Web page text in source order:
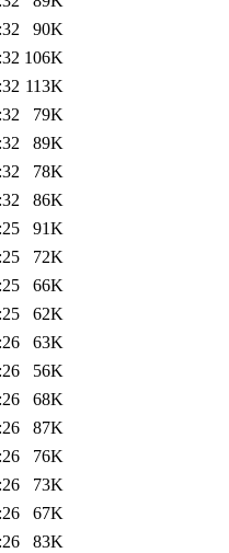
90K
106K
113K
79K
89K
78K
86K
91K
72K
66K
62K
63K
56K
68K
87K
76K
73K
67K
83K